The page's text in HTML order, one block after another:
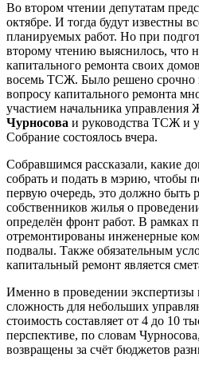
Во втором чтении депутатам
октябре. И тогда будут известны
планируемых работ. Но при
второму чтению выяснилось, что
капитального ремонта своих
восемь ТСЖ. Было решено срочно
вопросу капитального ремонта
участием начальника
Чурносова и руководства ТСЖ и
Собрание состоялось вчера.
Собравшимся рассказали, какие
собрать и подать в мэрию, чтобы
первую очередь, это должно быть
собственников жилья о
определён фронт работ. В рамках
отремонтированы инженерные
подвалы. Также обязательным
капитальный ремонт является
Именно в проведении экспертизы
сложность для небольших
стоимость составляет от 4 до 10
перспективе, по словам
возвращены за счёт бюджетов